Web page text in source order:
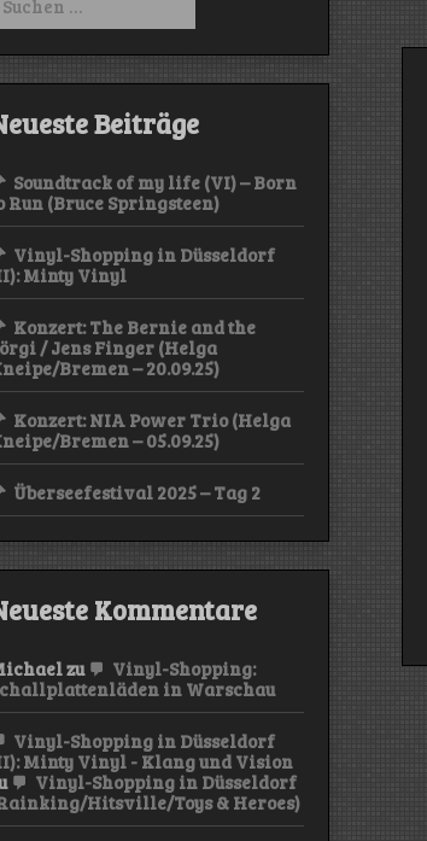
nach:
Beiträge
Soundtrack of my life (VI) – Born
Run (Bruce Springsteen)
Vinyl-Shopping in Düsseldorf
Minty Vinyl
Konzert: The Bernie and the
/ Jens Finger (Helga
Bremen – 20.09.25)
Konzert: NIA Power Trio (Helga
Bremen – 05.09.25)
Überseefestival 2025 – Tag 2
Kommentare
zu
Vinyl-Shopping:
in Warschau
Vinyl-Shopping in Düsseldorf
Minty Vinyl - Klang und Vision
Vinyl-Shopping in Düsseldorf
Hitsville/Toys & Heroes)